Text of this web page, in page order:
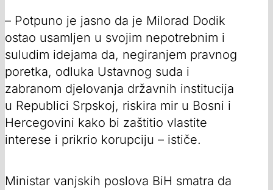
– Potpuno je jasno da je Milorad Dodik
ostao usamljen u svojim nepotrebnim i
suludim idejama da, negiranjem pravnog
poretka, odluka Ustavnog suda i
zabranom djelovanja državnih institucija
u Republici Srpskoj, riskira mir u Bosni i
Hercegovini kako bi zaštitio vlastite
interese i prikrio korupciju – ističe.
Ministar vanjskih poslova BiH smatra da